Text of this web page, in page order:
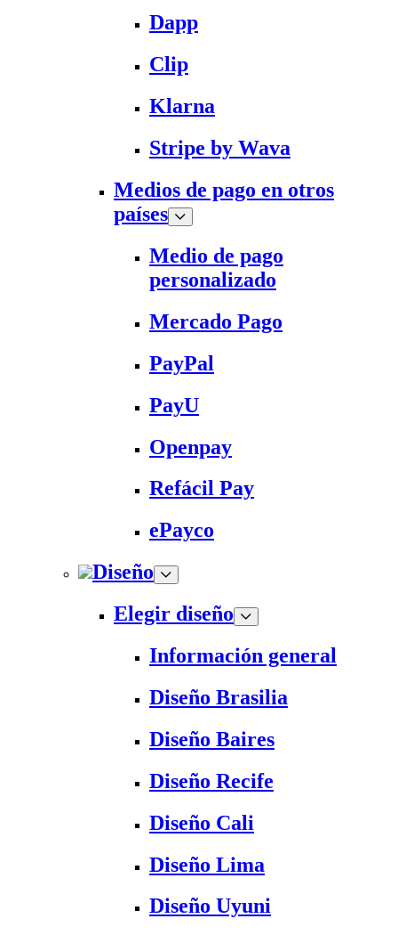
Dapp
Clip
Klarna
Stripe by Wava
Medios de pago en otros
países
Medio de pago
personalizado
Mercado Pago
PayPal
PayU
Openpay
Refácil Pay
ePayco
Diseño
Elegir diseño
Información general
Diseño Brasilia
Diseño Baires
Diseño Recife
Diseño Cali
Diseño Lima
Diseño Uyuni